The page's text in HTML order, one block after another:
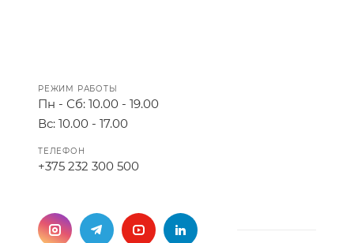
РЕЖИМ РАБОТЫ
Пн - Сб: 10.00 - 19.00
Вс: 10.00 - 17.00
ТЕЛЕФОН
+375 232 300 500